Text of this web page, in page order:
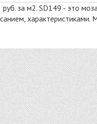
стекло 286x286
5610 руб. / кв.м.
-15%
за м2. SD149 - это
характеристиками.